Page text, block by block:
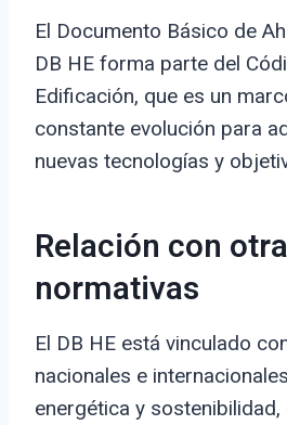
El Documento Básico de
DB HE forma parte del
Edificación, que es un
constante evolución para
nuevas tecnologías y
Relación con
normativas
El DB HE está vinculado
nacionales e
energética y